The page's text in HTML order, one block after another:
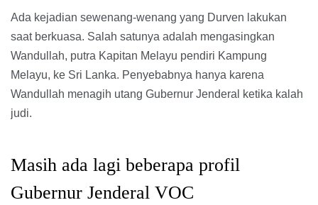
Ada kejadian sewenang-wenang yang Durven lakukan
saat berkuasa. Salah satunya adalah mengasingkan
Wandullah, putra Kapitan Melayu pendiri Kampung
Melayu, ke Sri Lanka. Penyebabnya hanya karena
Wandullah menagih utang Gubernur Jenderal ketika kalah
judi.
Masih ada lagi beberapa profil
Gubernur Jenderal VOC